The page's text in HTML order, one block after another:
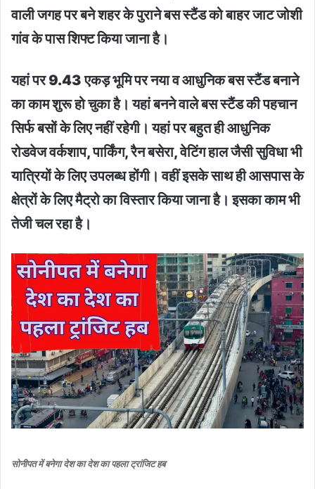
वाली जगह पर बने शहर के पुराने बस स्टैंड को बाहर जाट जोशी
गांव के पास शिफ्ट किया जाना है।
यहां पर 9.43 एकड़ भूमि पर नया व आधुनिक बस स्टैंड बनाने
का काम शुरू हो चुका है। यहां बनने वाले बस स्टैंड की पहचान
सिर्फ बसों के लिए नहीं रहेगी। यहां पर बहुत ही आधुनिक
रोडवेज वर्कशाप, पार्किंग, रैन बसेरा, वेटिंग हाल जैसी सुविधा भी
यात्रियों के लिए उपलब्ध होंगी। वहीं इसके साथ ही आसपास के
क्षेत्रों के लिए मैट्रो का विस्तार किया जाना है। इसका काम भी
तेजी चल रहा है।
सोनीपत में बनेगा देश का देश का पहला ट्रांजिट हब